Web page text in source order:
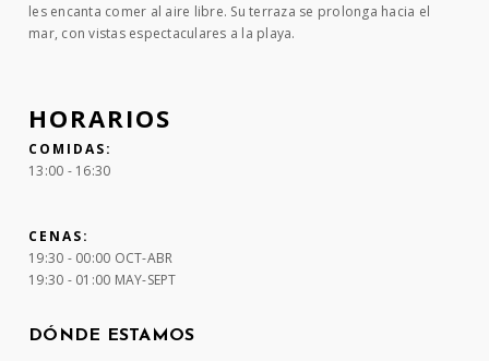
les encanta comer al aire libre. Su terraza se prolonga hacia el
mar, con vistas espectaculares a la playa.
HORARIOS
COMIDAS:
13:00 - 16:30
CENAS:
19:30 - 00:00 OCT-ABR
19:30 - 01:00 MAY-SEPT
DÓNDE ESTAMOS